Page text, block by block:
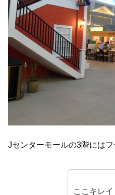
Jセンターモールの3階にはフ
ここキレイ